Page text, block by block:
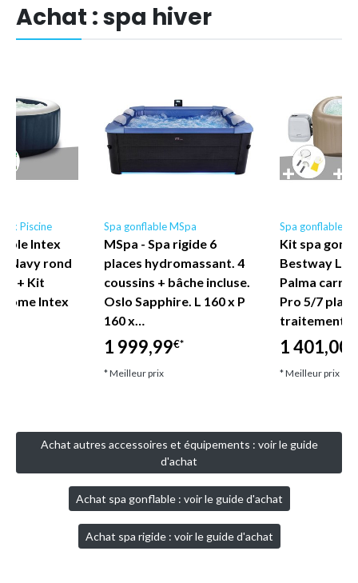
Achat : spa hiver
Piscine
Intex
Navy rond
+ Kit
Intex
Spa gonflable MSpa
MSpa - Spa rigide 6
places hydromassant. 4
coussins + bâche incluse.
Oslo Sapphire. L 160 x P
160 x…
1 999,99€*
* Meilleur prix
Spa gonflable
Kit spa
Bestway
Palma carré
Pro 5/7
traitement
1 401,00
* Meilleur prix
Achat autres accessoires et équipements : voir le guide
d'achat
Achat spa gonflable : voir le guide d'achat
Achat spa rigide : voir le guide d'achat